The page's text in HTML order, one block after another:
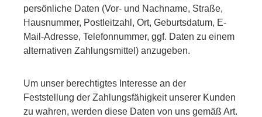
persönliche Daten (Vor- und Nachname, Straße,
Hausnummer, Postleitzahl, Ort, Geburtsdatum, E-
Mail-Adresse, Telefonnummer, ggf. Daten zu einem
alternativen Zahlungsmittel) anzugeben.
Um unser berechtigtes Interesse an der
Feststellung der Zahlungsfähigkeit unserer Kunden
zu wahren, werden diese Daten von uns gemäß Art.